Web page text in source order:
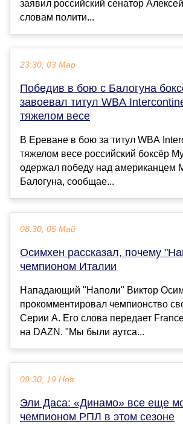
заявил российский сенатор
словам полити...
23:30, 03 Мар
Победив в бою с Балогуна
завоевал титул WBA
тяжелом весе
В Ереване в бою за титул WBA
тяжелом весе российский боксёр
одержал победу над американцем
Балогуна, сообщае...
08:30, 05 Май
Осимхен рассказал, почему
чемпионом Италии
Нападающий "Наполи" Виктор
прокомментировал чемпионство
Серии А. Его слова передает
на DAZN. "Мы были аутса...
09:30, 19 Ноя
Эли Даса: «Динамо» все еще
чемпионом РПЛ в этом сезоне